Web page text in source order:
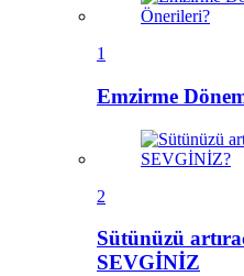
1
Emzirme
2
Sütünüzü
SEVGİNİZ